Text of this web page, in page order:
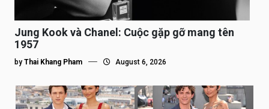
Jung Kook và Chanel: Cuộc gặp gỡ mang tên
1957
by Thai Khang Pham August 6, 2026